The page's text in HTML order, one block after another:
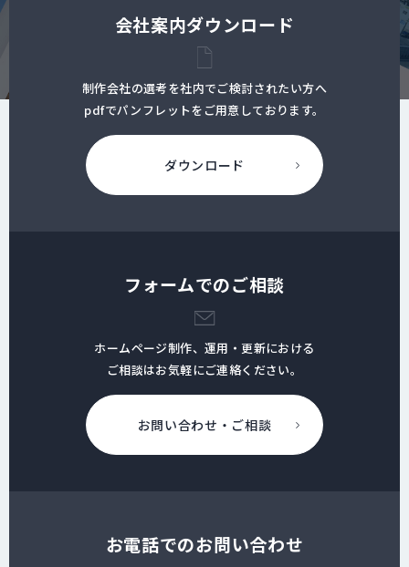
会社案内ダウンロード
制作会社の選考を社内でご検討されたい方へ
pdfでパンフレットをご用意しております。
ダウンロード
フォームでのご相談
ホームページ制作、運用・更新における
ご相談はお気軽にご連絡ください。
お問い合わせ・ご相談
お電話でのお問い合わせ